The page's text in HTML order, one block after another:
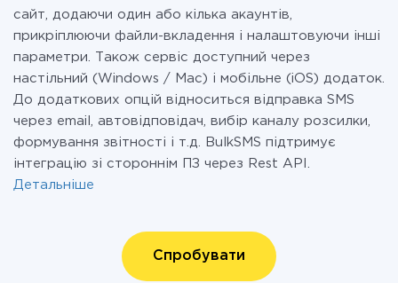
сайт, додаючи один або кілька акаунтів,
прикріплюючи файли-вкладення і налаштовуючи інші
параметри. Також сервіс доступний через
настільний (Windows / Mac) і мобільне (iOS) додаток.
До додаткових опцій відноситься відправка SMS
через email, автовідповідач, вибір каналу розсилки,
формування звітності і т.д. BulkSMS підтримує
інтеграцію зі стороннім ПЗ через Rest API.
Детальніше
Спробувати